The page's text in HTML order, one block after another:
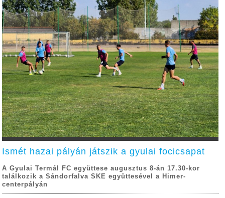
Ismét hazai pályán játszik a gyulai focicsapat
A Gyulai Termál FC együttese augusztus 8-án 17.30-kor
találkozik a Sándorfalva SKE együttesével a Himer-
centerpályán